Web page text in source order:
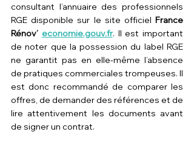
consultant l’annuaire des professionnels
RGE disponible sur le site officiel France
Rénov’ economie.gouv.fr. Il est important
de noter que la possession du label RGE
ne garantit pas en elle-même l’absence
de pratiques commerciales trompeuses. Il
est donc recommandé de comparer les
offres, de demander des références et de
lire attentivement les documents avant
de signer un contrat.